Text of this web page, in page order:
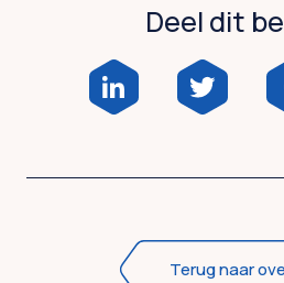
Deel dit
Terug naar